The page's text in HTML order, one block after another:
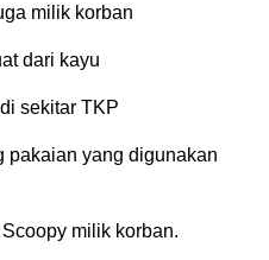
milik korban
dari kayu
sekitar TKP
pakaian yang digunakan
milik korban.